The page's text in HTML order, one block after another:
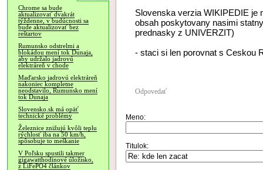
Chrome sa bude
aktualizovať dvakrát
týždenne, v budúcnosti sa
bude aktualizovať bez
reštartov
Rumunsko odstrelmi a
blokádou mení tok Dunaja,
aby udržalo jadrovú
elektráreň v chode
Maďarsko jadrovú elektráreň
nakoniec kompletne
neodstavilo, Rumunsko mení
tok Dunaja
Slovensko.sk má opäť
technické problémy
Železnice znižujú kvôli teplu
rýchlosť iba na 50 km/h,
spôsobuje to meškanie
V Poľsku spustili takmer
gigawatthodinové úložisko,
z LiFePO4 článkov
Slovenska verzia WIKIPEDIE je
obsah poskytovany nasimi
prednasky z UNIVERZIT)
- staci si len porovnat s Ceskou
Odpovedať
Meno:
Titulok: